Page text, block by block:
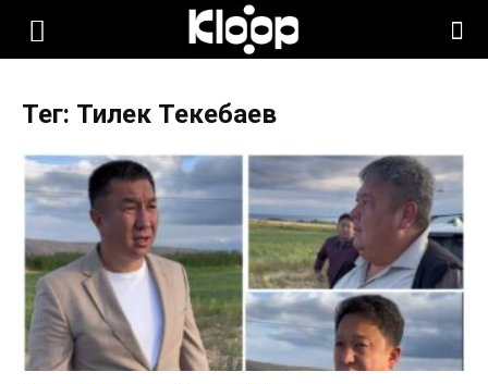
KLOOP.KG
Новости
Кыргызстана
Тег: Тилек Текебаев